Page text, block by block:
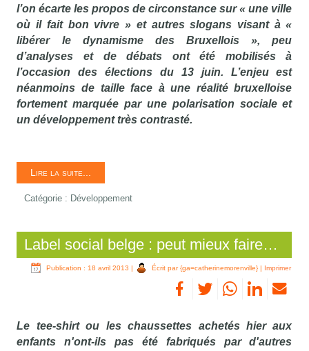
l’on écarte les propos de circonstance sur « une ville
où il fait bon vivre » et autres slogans visant à «
libérer le dynamisme des Bruxellois », peu
d’analyses et de débats ont été mobilisés à
l’occasion des élections du 13 juin. L’enjeu est
néanmoins de taille face à une réalité bruxelloise
fortement marquée par une polarisation sociale et
un développement très contrasté.
Lire la suite...
Catégorie : Développement
Label social belge : peut mieux faire…
Publication : 18 avril 2013 | Écrit par {ga=catherinemorenville} | Imprimer
Le tee-shirt ou les chaussettes achetés hier aux
enfants n'ont-ils pas été fabriqués par d'autres